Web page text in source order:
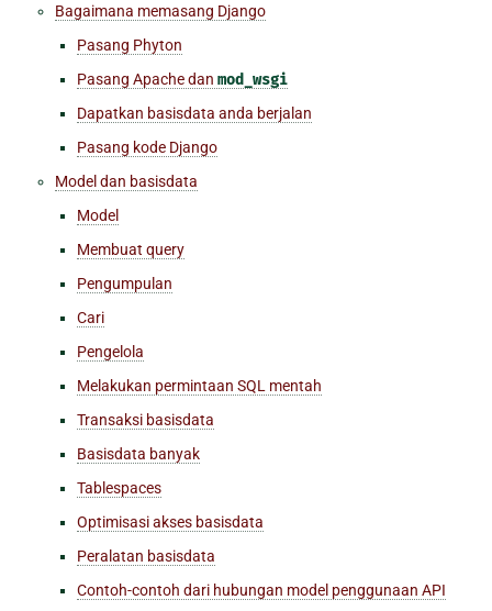
Bagaimana memasang Django
Pasang Phyton
Pasang Apache dan mod_wsgi
Dapatkan basisdata anda berjalan
Pasang kode Django
Model dan basisdata
Model
Membuat query
Pengumpulan
Cari
Pengelola
Melakukan permintaan SQL mentah
Transaksi basisdata
Basisdata banyak
Tablespaces
Optimisasi akses basisdata
Peralatan basisdata
Contoh-contoh dari hubungan model penggunaan API